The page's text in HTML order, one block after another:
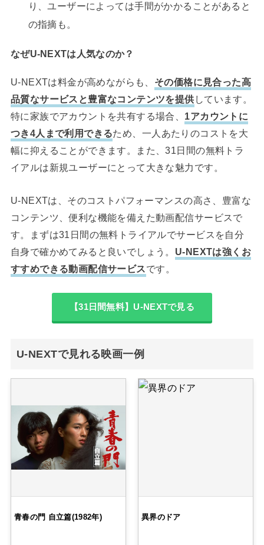
り、ユーザーによっては手間がかかることがあると
の指摘も。
なぜU-NEXTは人気なのか？
U-NEXTは料金が高めながらも、 その価格に見合った高
品質なサービスと豊富なコンテンツを提供 しています。
特に家族でアカウントを共有する場合、 1アカウントに
つき4人まで利用できるため、一人あたりのコストを大
幅に抑えることができます。また、31日間の無料トラ
イアルは新規ユーザーにとって大きな魅力です。
U-NEXTは、そのコストパフォーマンスの高さ、豊富な
コンテンツ、便利な機能を備えた動画配信サービスで
す。まずは31日間の無料トライアルでサービスを自分
自身で確かめてみると良いでしょう。 U-NEXTは強くお
すすめできる動画配信サービスです。
【31日間無料】U-NEXTで見る
U-NEXTで見れる映画一例
青春の門 自立篇(1982年) 異界のドア